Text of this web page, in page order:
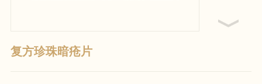
复方珍珠暗疮片